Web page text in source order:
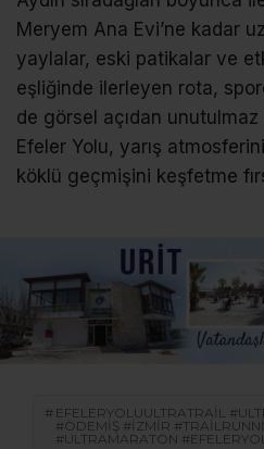
Meryem Ana Evi’ne kadar
yaylalar, eski patikalar ve
eşliğinde ilerleyen rota,
de görsel açıdan
Efeler Yolu, yarış
köklü geçmişini keşfetme
EFELERYOLUULTRATRAIL
#ÖDEMIŞ #İZMIR
#ULTRAMARATON